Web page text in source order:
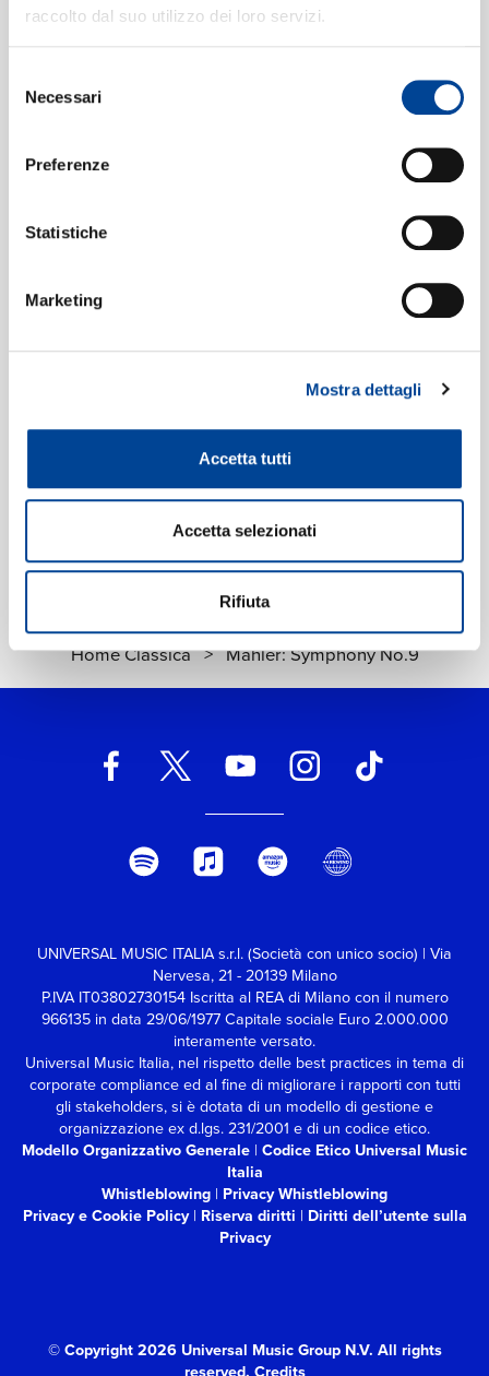
raccolto dal suo utilizzo dei loro servizi.
delNecessari
Preferenze
Statistiche
Marketing
Mostra dettagli
Accetta tutti
Accetta selezionati
Rifiuta
22:15
Daniel Barenboim, Filarmonica della Scala
Digitale
Deutsche Grammophon (DG)
Home Classica > Mahler: Symphony No.9
UNIVERSAL MUSIC ITALIA s.r.l. (Società con unico socio) | Via
Nervesa, 21 - 20139 Milano
P.IVA IT03802730154 Iscritta al REA di Milano con il numero
966135 in data 29/06/1977 Capitale sociale Euro 2.000.000
interamente versato.
Universal Music Italia, nel rispetto delle best practices in tema di
corporate compliance ed al fine di migliorare i rapporti con tutti
gli stakeholders, si è dotata di un modello di gestione e
organizzazione ex d.lgs. 231/2001 e di un codice etico.
Modello Organizzativo Generale | Codice Etico Universal Music
Italia
Whistleblowing | Privacy Whistleblowing
Privacy e Cookie Policy| Riserva diritti | Diritti dell’utente sulla
Privacy
© Copyright 2026 Universal Music Group N.V. All rights
reserved. Credits